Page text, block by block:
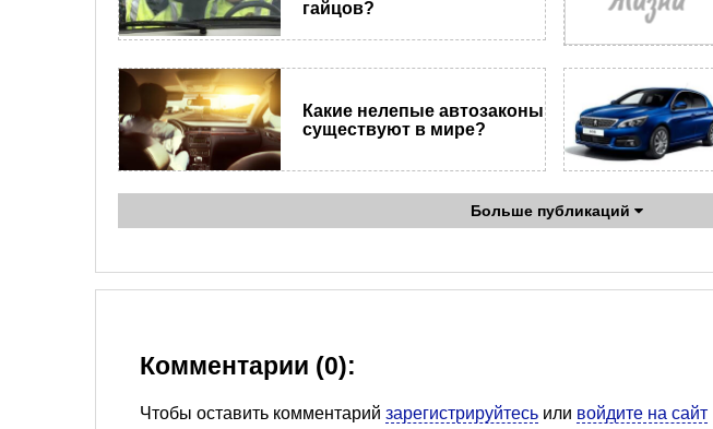
гайцов?
​Какие нелепые автозаконы
существуют в мире?
Больше публикаций
Комментарии (0):
Чтобы оставить комментарий зарегистрируйтесь или войдите на сайт